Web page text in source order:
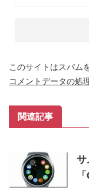
このサイトはスパム
コメントデータの処
関連記事
サ